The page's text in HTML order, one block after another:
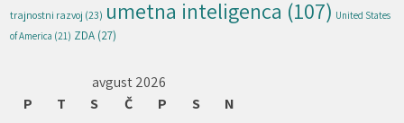
trajnostni razvoj (23) umetna inteligenca (107) United States
of America (21) ZDA (27)
avgust 2026
P
T S Č P S
N